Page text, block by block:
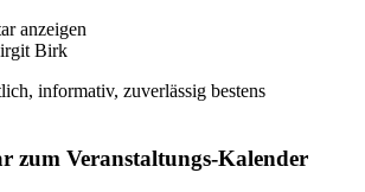
anzeigen
Birk
informativ, zuverlässig bestens
zum Veranstaltungs-Kalender